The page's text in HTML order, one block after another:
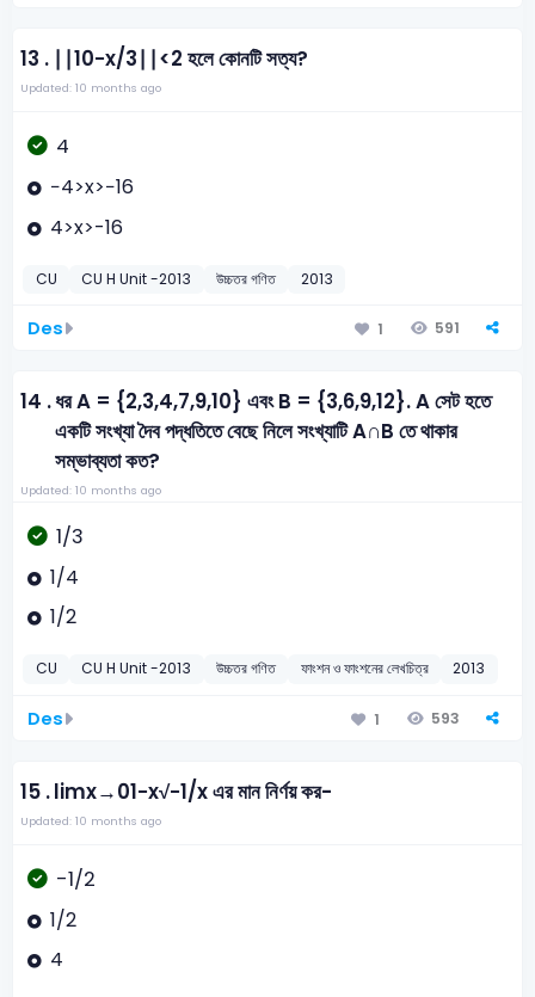
13 . ∣∣10−x/3∣∣<2 হলে কোনটি সত্য?
Updated: 10 months ago
4
−4>x>−16
4>x>-16
CU CU H Unit -2013 উচ্চতর গণিত 2013
Des 1 591
14 .ধর A = {2,3,4,7,9,10} এবং B = {3,6,9,12}. A সেট হতে
একটি সংখ্যা দৈব পদ্ধতিতে বেছে নিলে সংখ্যাটি A∩B তে থাকার
সম্ভাব্যতা কত?
Updated: 10 months ago
1/3
1/4
1/2
CU CU H Unit -2013 উচ্চতর গণিত ফাংশন ও ফাংশনের লেখচিত্র 2013
Des 1 593
15 .limx→01−x√−1/x এর মান নির্ণয় কর-
Updated: 10 months ago
-1/2
1/2
4